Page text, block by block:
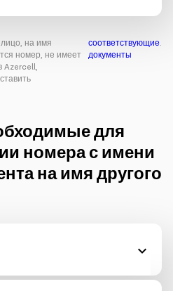
на имя
номер, не имеет
Azercell,
соответствующие
документы
.
для
номера с имени
на имя другого